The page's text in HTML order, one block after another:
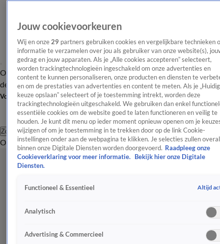
OverzichtAfleveringen Entertainment TV Algemeen
Tip
de redactieNieuwsbrief
Volg Shownieuws
Zoeken
OverzichtEntertainmentSpraakmakendRealityCrimeVideo's
Jouw cookievoorkeuren
Wij en onze 29 partners gebruiken cookies en vergelijkbare technieken
informatie te verzamelen over jou als gebruiker van onze website(s),
gedrag en jouw apparaten. Als je „Alle cookies accepteren” selecteert,
worden trackingtechnologieën ingeschakeld om onze advertenties en
content te kunnen personaliseren, onze producten en diensten te
en om de prestaties van advertenties en content te meten. Als je
keuze opslaan” selecteert of je toestemming intrekt, worden deze
trackingtechnologieën uitgeschakeld. We gebruiken dan enkel
essentiële cookies om de website goed te laten functioneren en veilig te
houden. Je kunt dit menu op ieder moment opnieuw openen om je
wijzigen of om je toestemming in te trekken door op de link Cookie-
instellingen onder aan de webpagina te klikken. Je selecties zullen overal
binnen onze Digitale Diensten worden doorgevoerd. Raadpleeg onze
Cookieverklaring voor meer informatie.
Bekijk hier onze Digitale
Diensten.
Functioneel & Essentieel Altijd
Analytisch
Advertising & Commercieel